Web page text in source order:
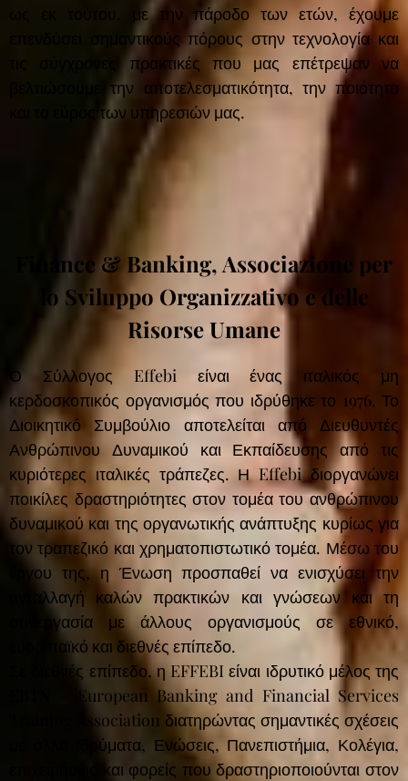
ως εκ τούτου, με την πάροδο των ετών, έχουμε
επενδύσει σημαντικούς πόρους στην τεχνολογία και
τις σύγχρονες πρακτικές που μας επέτρεψαν να
βελτιώσουμε την αποτελεσματικότητα, την ποιότητα
και το εύρος των υπηρεσιών μας.
Finance & Banking, Associazione per
lo Sviluppo Organizzativo e delle
Risorse Umane
Ο Σύλλογος Effebi είναι ένας ιταλικός μη
κερδοσκοπικός οργανισμός που ιδρύθηκε το 1976. Το
Διοικητικό Συμβούλιο αποτελείται από Διευθυντές
Ανθρώπινου Δυναμικού και Εκπαίδευσης από τις
κυριότερες ιταλικές τράπεζες. Η Effebi διοργανώνει
ποικίλες δραστηριότητες στον τομέα του ανθρώπινου
δυναμικού και της οργανωτικής ανάπτυξης κυρίως για
τον τραπεζικό και χρηματοπιστωτικό τομέα. Μέσω του
έργου της, η Ένωση προσπαθεί να ενισχύσει την
ανταλλαγή καλών πρακτικών και γνώσεων και τη
συνεργασία με άλλους οργανισμούς σε εθνικό,
ευρωπαϊκό και διεθνές επίπεδο.
Σε διεθνές επίπεδο, η EFFEBI είναι ιδρυτικό μέλος της
EBTN – European Banking and Financial Services
Training Association διατηρώντας σημαντικές σχέσεις
με άλλα Ιδρύματα, Ενώσεις, Πανεπιστήμια, Κολέγια,
επιχειρήσεις και φορείς που δραστηριοποιούνται στον